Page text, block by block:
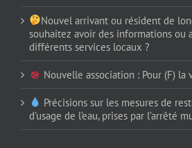
Nouvel arrivant ou résident de
souhaitez avoir des informations ou
différents services locaux ?
Nouvelle association : Pour (F) la
Précisions sur les mesures de
d’usage de l’eau, prises par l’arrêté